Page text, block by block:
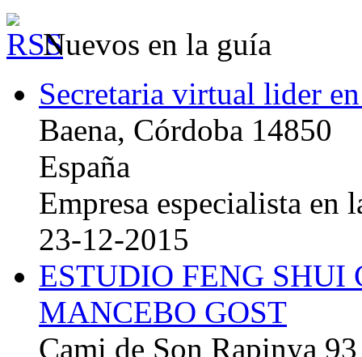
Nuevos en la guía
Secretaria virtual lider
Baena, Córdoba 14850
España
Empresa especialista en
23-12-2015
ESTUDIO FENG
MANCEBO GOST
Cami de Son Rapinya 93